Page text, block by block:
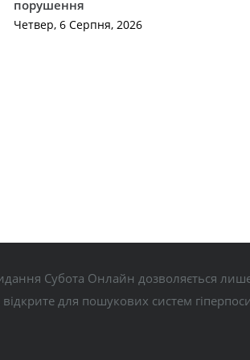
порушення
Четвер, 6 Серпня, 2026
Субота Онлайн дозволяється
для пошукових систем